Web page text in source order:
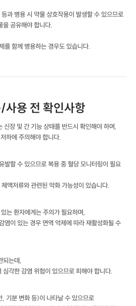
과 병용 시 약물 상호작용이 발생할 수 있으므로
을 공유해야 합니다.
를 함께 병용하는 경우도 있습니다.
사용 전 확인사항
장 및 간 기능 상태를 반드시 확인해야 하며,
하에 주의해야 합니다.
발할 수 있으므로 복용 중 혈당 모니터링이 필요
액저류와 관련된 악화 가능성이 있습니다.
는 환자에게는 주의가 필요하며,
염이 있는 경우 면역 억제에 따라 재활성화될 수
는데,
각한 감염 위험이 있으므로 피해야 합니다.
기분 변화 등)이 나타날 수 있으므로